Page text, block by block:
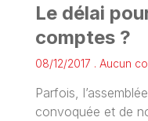
Le délai
comptes ?
08/12/2017 Aucun
Parfois,
convoquée et de